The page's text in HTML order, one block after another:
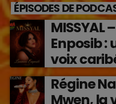
ÉPISODES DE
MISSYAL
Enposib :
voix
en
Régine
Mwen, la